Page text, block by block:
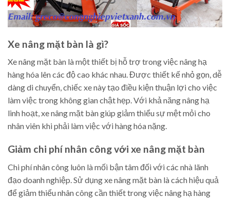
Xe nâng mặt bàn là gì?
Xe nâng mặt bàn là một thiết bị hỗ trợ trong việc nâng hạ
hàng hóa lên các độ cao khác nhau. Được thiết kế nhỏ gọn, dễ
dàng di chuyển, chiếc xe này tạo điều kiện thuận lợi cho việc
làm việc trong không gian chật hẹp. Với khả năng nâng hạ
linh hoạt, xe nâng mặt bàn giúp giảm thiểu sự mệt mỏi cho
nhân viên khi phải làm việc với hàng hóa nặng.
Giảm chi phí nhân công với xe nâng mặt bàn
Chi phí nhân công luôn là mối bận tâm đối với các nhà lãnh
đạo doanh nghiệp. Sử dụng xe nâng mặt bàn là cách hiệu quả
để giảm thiểu nhân công cần thiết trong việc nâng hạ hàng